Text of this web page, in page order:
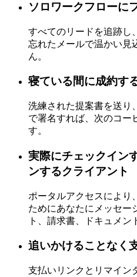
ソロワークフローに
すべてのリードを追跡し
忘れたメールで温かい見
ん。
寝ている間に成約す
洗練された提案書を送り
で署名すれば、次のコー
す。
実際にチェックイン
ンするクライアント
ポータルアクセスにより
ためにあなたにメッセー
ト、請求書、ドキュメン
追いかけることなく
支払いリンクとリマイン